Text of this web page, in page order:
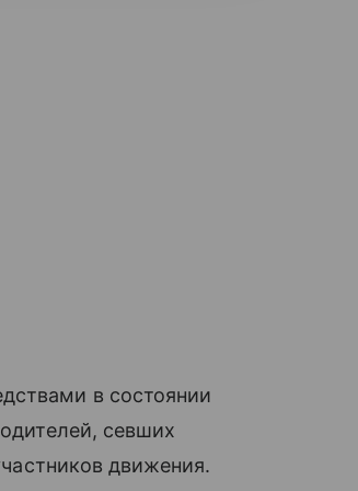
в состоянии
севших
движения.